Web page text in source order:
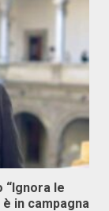
“Ignora le
in campagna